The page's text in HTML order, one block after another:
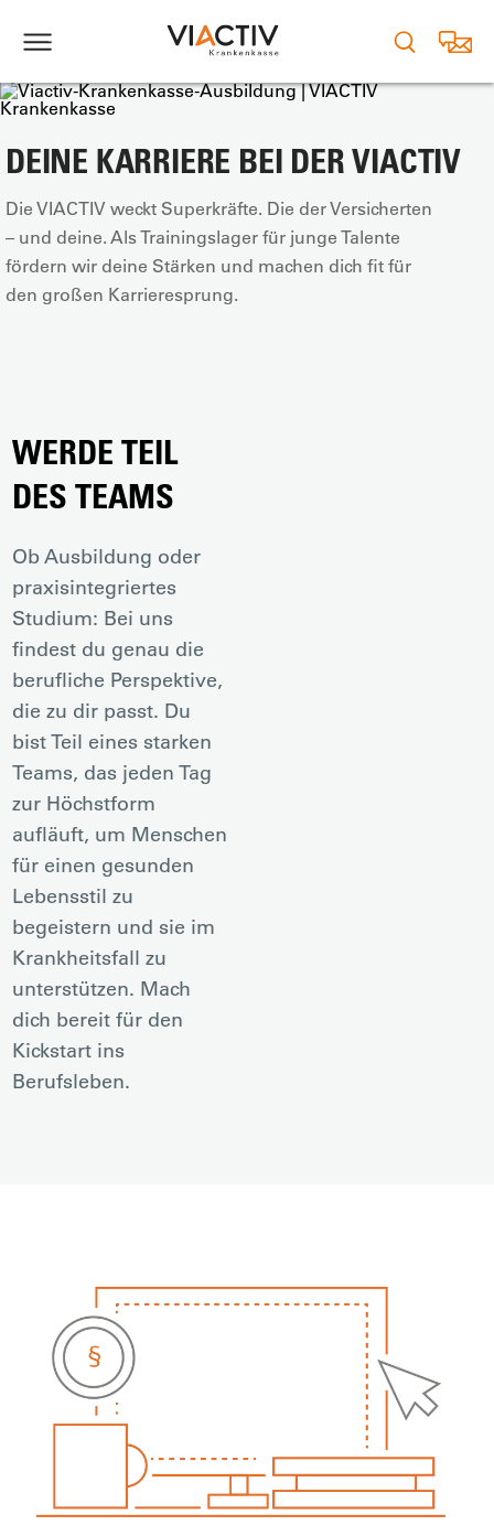
DEINE KARRIERE BEI DER VIACTIV
Die VIACTIV weckt Superkräfte. Die der Versicherten
– und deine. Als Trainingslager für junge Talente
fördern wir deine Stärken und machen dich fit für
den großen Karrieresprung.
WERDE TEIL
DES TEAMS
Ob Ausbildung oder
praxisintegriertes
Studium: Bei uns
findest du genau die
berufliche Perspektive,
die zu dir passt. Du
bist Teil eines starken
Teams, das jeden Tag
zur Höchstform
aufläuft, um Menschen
für einen gesunden
Lebensstil zu
begeistern und sie im
Krankheitsfall zu
unterstützen. Mach
dich bereit für den
Kickstart ins
Berufsleben.